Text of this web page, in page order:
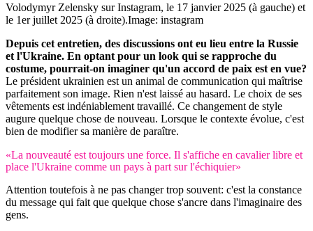
Volodymyr Zelensky sur Instagram, le 17 janvier 2025 (à gauche) et
le 1er juillet 2025 (à droite).Image: instagram
Depuis cet entretien, des discussions ont eu lieu entre la Russie
et l'Ukraine. En optant pour un look qui se rapproche du
costume, pourrait-on imaginer qu'un accord de paix est en vue?
Le président ukrainien est un animal de communication qui maîtrise
parfaitement son image. Rien n'est laissé au hasard. Le choix de ses
vêtements est indéniablement travaillé. Ce changement de style
augure quelque chose de nouveau. Lorsque le contexte évolue, c'est
bien de modifier sa manière de paraître.
«La nouveauté est toujours une force. Il s'affiche en cavalier libre et
place l'Ukraine comme un pays à part sur l'échiquier»
Attention toutefois à ne pas changer trop souvent: c'est la constance
du message qui fait que quelque chose s'ancre dans l'imaginaire des
gens.